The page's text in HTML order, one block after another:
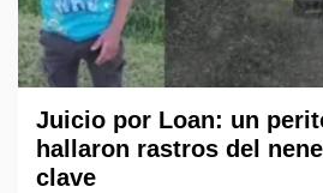
Juicio por Loan: un
hallaron rastros del
clave